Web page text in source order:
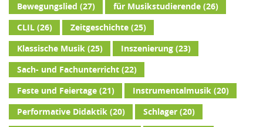
Bewegungslied (27) für Musikstudierende(26)
CLIL(26) Zeitgeschichte(25)
Klassische Musik(25) Inszenierung(23)
Sach- und Fachunterricht(22)
Feste und Feiertage(21) Instrumentalmusik(20)
Performative Didaktik(20) Schlager(20)